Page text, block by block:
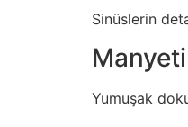
Sinüslerin
Yumuşak